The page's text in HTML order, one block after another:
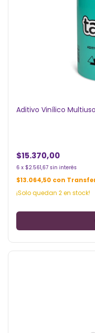
Aditivo Vinílico Multiuso
$15.370,00
6 x $2.561,67 sin interés
$13.064,50 con
¡Solo quedan 2en stock!